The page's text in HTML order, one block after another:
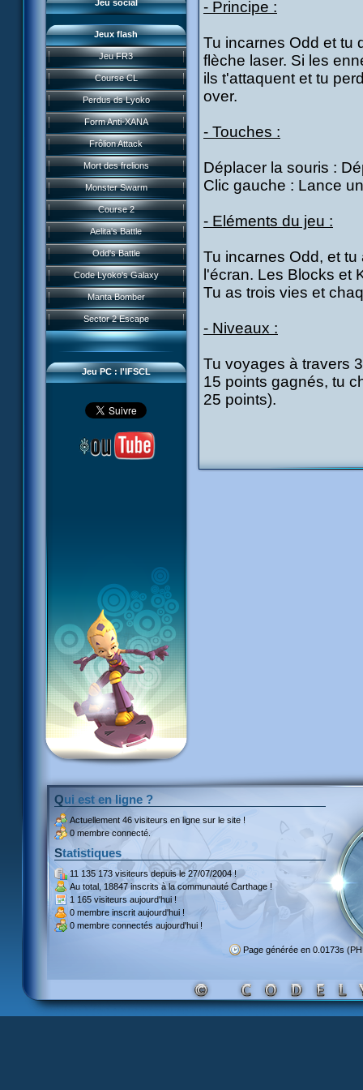
Jeu social
Jeux flash
Jeu FR3
Course CL
Perdus ds Lyoko
Form Anti-XANA
Frôlion Attack
Mort des frelions
Monster Swarm
Course 2
Aelita's Battle
Odd's Battle
Code Lyoko's Galaxy
Manta Bomber
Sector 2 Escape
Jeu PC : l'IFSCL
Présentation
News IFSCL
Le créateur
Médias
Questions fréquentes
Téléchargements
Réseau IFSCL
- Principe :
Tu incarnes Odd et tu
flèche laser. Si les
ils t'attaquent et tu
over.
- Touches :
Déplacer la souris :
Clic gauche : Lance
- Eléments du jeu :
Tu incarnes Odd, et
l'écran. Les Blocks et
Tu as trois vies et
- Niveaux :
Tu voyages à travers
15 points gagnés, tu
25 points).
Qui est en ligne ?
Actuellement 46 visiteurs en ligne sur le site !
0 membre connecté.
Statistiques
11 135 173 visiteursdepuis le 27/07/2004 !
Au total, 18847 inscritsà la communauté Carthage !
1 165 visiteurs aujourd'hui !
0 membre inscrit aujourd'hui !
0 membre connectés aujourd'hui !
Page générée en 0.0173s